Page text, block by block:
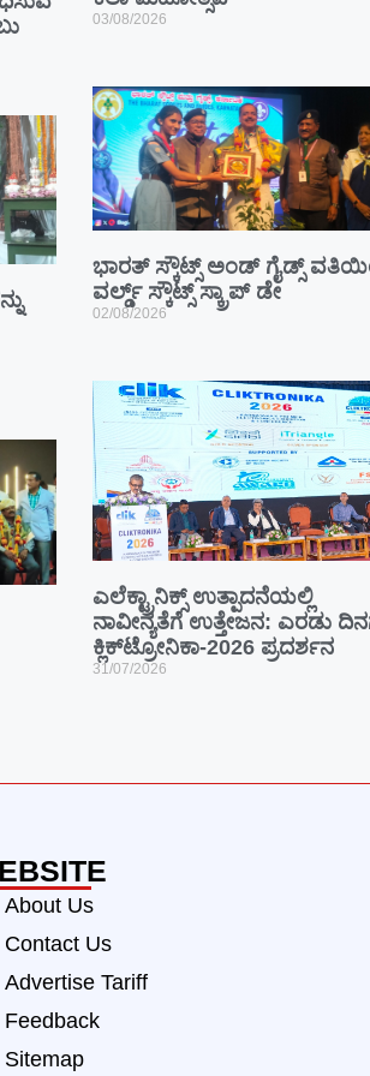
03/08/2026
ಭಾರತ್ ಸ್ಕೌಟ್ಸ್ ಅಂಡ್ ಗೈಡ್ಸ್
ವರ್ಲ್ಡ್ ಸ್ಕೌಟ್ಸ್ ಸ್ಕ್ರಾಪ್ ಡೇ
02/08/2026
ಎಲೆಕ್ಟ್ರಾನಿಕ್ಸ್ ಉತ್ಪಾದನೆಯಲ್ಲಿ
ನಾವೀನ್ಯತೆಗೆ ಉತ್ತೇಜನ: ಎರಡು
ಕ್ಲಿಕ್‌ಟ್ರೋನಿಕಾ-2026 ಪ್ರದರ್ಶನ
31/07/2026
About Us
Contact Us
Advertise Tariff
Feedback
Sitemap